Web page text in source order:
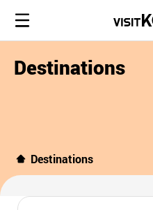
Destinations
Destinations